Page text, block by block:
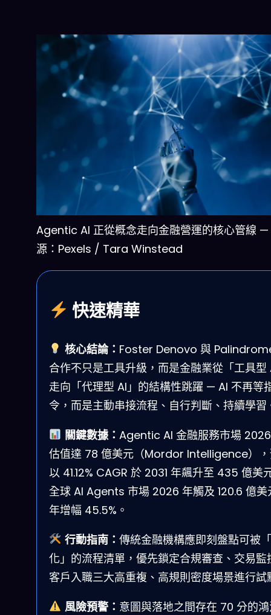
Agentic AI 正從概念走向金融營運的核心管線 —
源：Pexels / Tara Winstead
快速精華
核心結論： Foster Denovo 與
合作不只是工具升級，而是金融業從「工具型
走向「代理型 AI」的結構性跳躍 — AI 不再等
令，而是主動串接流程、自行判斷、持續學習
關鍵數據： Agentic AI 金融服務市場
估值達 78 億美元（Mordor Intelligence）
以 41.12% CAGR 於 2031 年飆升至 435 億美
全球 AI Agents 市場 2026 年觸及 120.6 億美
年增幅 45.5%。
行動指南： 傳統金融機構應即刻盤點可被
化」的流程清單，優先鎖定合規審查、交易監
客戶入職三大高重複、高規則密度場景進行試
風險預警： 意圖與落地之間存在 70 分的